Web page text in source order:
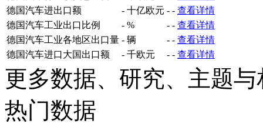
德国汽车进出口额
- 十亿欧元 - - 查看详情
德国汽车工业出口比例
- % - - 查看详情
德国汽车工业各地区出口量 - 辆 - - 查看详情
德国汽车进口大国出口额
- 千欧元 - - 查看详情
更多数据、研究、主题
热门数据